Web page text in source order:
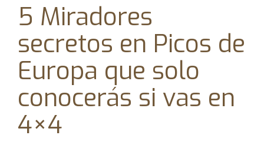
5 Miradores
secretos en Picos de
Europa que solo
conocerás si vas en
4×4